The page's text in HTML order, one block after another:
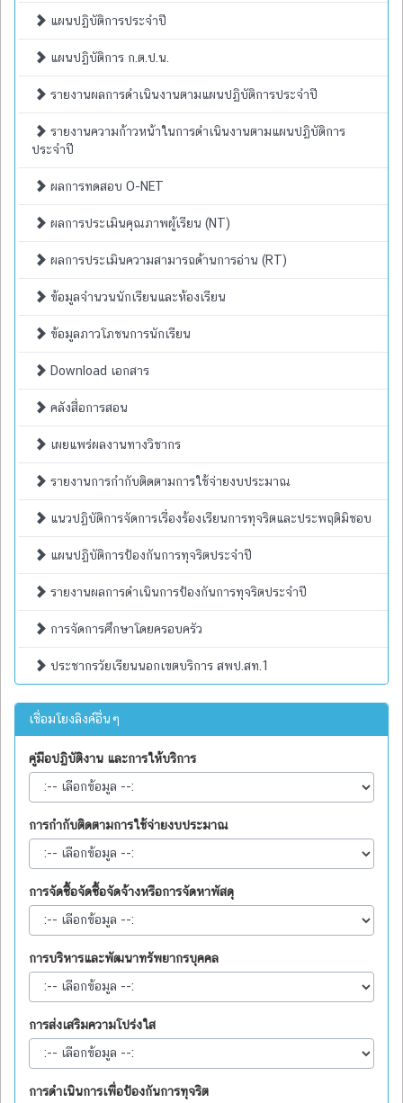
แผนปฏิบัติการประจำปี
แผนปฏิบัติการ ก.ต.ป.น.
รายงานผลการดำเนินงานตามแผนปฏิบัติการประจำปี
รายงานความก้าวหน้าในการดำเนินงานตามแผนปฏิบัติการ
ประจำปี
ผลการทดสอบ O-NET
ผลการประเมินคุณภาพผู้เรียน (NT)
ผลการประเมินความสามารถด้านการอ่าน (RT)
ข้อมูลจำนวนนักเรียนและห้องเรียน
ข้อมูลภาวโภชนการนักเรียน
Download เอกสาร
คลังสื่อการสอน
เผยแพร่ผลงานทางวิชากร
รายงานการกำกับติดตามการใช้จ่ายงบประมาณ
แนวปฏิบัติการจัดการเรื่องร้องเรียนการทุจริตและประพฤติมิชอบ
แผนปฏิบัติการป้องกันการทุจริตประจำปี
รายงานผลการดำเนินการป้องกันการทุจริตประจำปี
การจัดการศึกษาโดยครอบครัว
ประชากรวัยเรียนนอกเขตบริการ สพป.สท.1
เชื่อมโยงลิงค์อื่นๆ
คู่มือปฏิบัติงาน และการให้บริการ
การกำกับติดตามการใช้จ่ายงบประมาณ
การจัดซื้อจัดซื้อจัดจ้างหรือการจัดหาพัสดุ
การบริหารและพัฒนาทรัพยากรบุคคล
การส่งเสริมความโปร่งใส
การดำเนินการเพื่อป้องกันการทุจริต